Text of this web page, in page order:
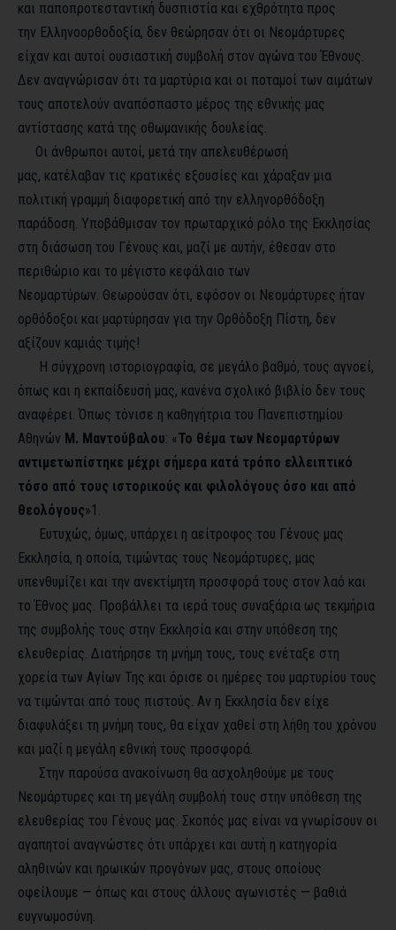
και παποπροτεσταντική δυσπιστία και εχθρότητα προς
την Ελληνοορθοδοξία, δεν θεώρησαν ότι οι Νεομάρτυρες
είχαν και αυτοί ουσιαστική συμβολή στον αγώνα του Έθνους.
Δεν αναγνώρισαν ότι τα μαρτύρια και οι ποταμοί των αιμάτων
τους αποτελούν αναπόσπαστο μέρος της εθνικής μας
αντίστασης κατά της οθωμανικής δουλείας.
Οι άνθρωποι αυτοί, μετά την απελευθέρωσή
μας, κατέλαβαν τις κρατικές εξουσίες και χάραξαν μια
πολιτική γραμμή διαφορετική από την ελληνορθόδοξη
παράδοση. Υποβάθμισαν τον πρωταρχικό ρόλο της Εκκλησίας
στη διάσωση του Γένους και, μαζί με αυτήν, έθεσαν στο
περιθώριο και το μέγιστο κεφάλαιο των
Νεομαρτύρων. Θεωρούσαν ότι, εφόσον οι Νεομάρτυρες ήταν
ορθόδοξοι και μαρτύρησαν για την Ορθόδοξη Πίστη, δεν
αξίζουν καμιάς τιμής!
Η σύγχρονη ιστοριογραφία, σε μεγάλο βαθμό, τους αγνοεί,
όπως και η εκπαίδευσή μας, κανένα σχολικό βιβλίο δεν τους
αναφέρει. Όπως τόνισε η καθηγήτρια του Πανεπιστημίου
Αθηνών Μ. Μαντούβαλου: «Το θέμα των Νεομαρτύρων
αντιμετωπίστηκε μέχρι σήμερα κατά τρόπο ελλειπτικό
τόσο από τους ιστορικούς και φιλολόγους όσο και από
θεολόγους»1 .
Ευτυχώς, όμως, υπάρχει η αείτροφος του Γένους μας
Εκκλησία, η οποία, τιμώντας τους Νεομάρτυρες, μας
υπενθυμίζει και την ανεκτίμητη προσφορά τους στον λαό και
το Έθνος μας. Προβάλλει τα ιερά τους συναξάρια ως τεκμήρια
της συμβολής τους στην Εκκλησία και στην υπόθεση της
ελευθερίας. Διατήρησε τη μνήμη τους, τους ενέταξε στη
χορεία των Αγίων Της και όρισε οι ημέρες του μαρτυρίου τους
να τιμώνται από τους πιστούς. Αν η Εκκλησία δεν είχε
διαφυλάξει τη μνήμη τους, θα είχαν χαθεί στη λήθη του χρόνου
και μαζί η μεγάλη εθνική τους προσφορά.
Στην παρούσα ανακοίνωση θα ασχοληθούμε με τους
Νεομάρτυρες και τη μεγάλη συμβολή τους στην υπόθεση της
ελευθερίας του Γένους μας. Σκοπός μας είναι να γνωρίσουν οι
αγαπητοί αναγνώστες ότι υπάρχει και αυτή η κατηγορία
αληθινών και ηρωικών προγόνων μας, στους οποίους
οφείλουμε — όπως και στους άλλους αγωνιστές — βαθιά
ευγνωμοσύνη.